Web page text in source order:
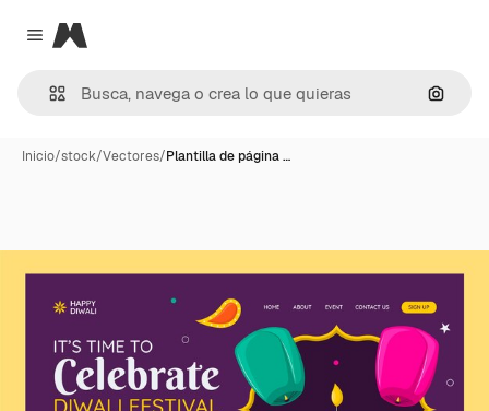
Close menu
Magnific
Inicio/stock/Vectores/Plantilla de página …